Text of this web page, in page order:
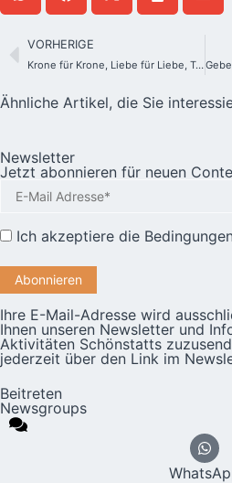
VORHERIGE
Krone für Krone, Liebe für Liebe, Treue für Treue!
Ähnliche Artikel, die Sie
Newsletter
Jetzt abonnieren für neuen
Ich akzeptiere die
Ihre E-Mail-Adresse wird
Ihnen unseren Newsletter und
Aktivitäten Schönstatts
jederzeit über den Link im
Beitreten
Newsgroups